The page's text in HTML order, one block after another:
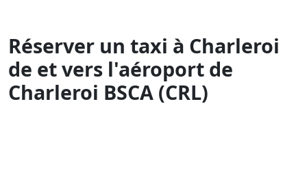
Réserver un taxi à Charleroi
de et vers l'aéroport de
Charleroi BSCA (CRL)